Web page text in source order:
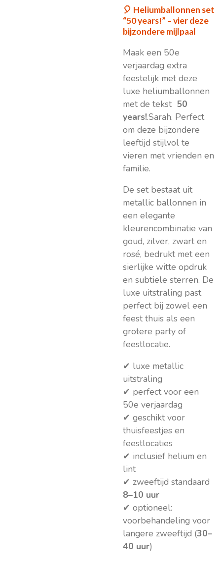
🎈 Heliumballonnen set
“50 years!” – vier deze
bijzondere mijlpaal
Maak een 50e
verjaardag extra
feestelijk met deze
luxe heliumballonnen
met de tekst 50
years!.Sarah. Perfect
om deze bijzondere
leeftijd stijlvol te
vieren met vrienden en
familie.
De set bestaat uit
metallic ballonnen in
een elegante
kleurencombinatie van
goud, zilver, zwart en
rosé, bedrukt met een
sierlijke witte opdruk
en subtiele sterren. De
luxe uitstraling past
perfect bij zowel een
feest thuis als een
grotere party of
feestlocatie.
✔ luxe metallic
uitstraling
✔ perfect voor een
50e verjaardag
✔ geschikt voor
thuisfeestjes en
feestlocaties
✔ inclusief helium en
lint
✔ zweeftijd standaard
8–10 uur
✔ optioneel:
voorbehandeling voor
langere zweeftijd (30–
40 uur)